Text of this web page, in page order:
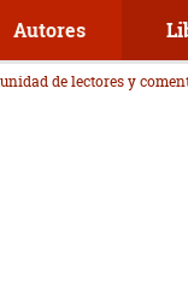
Autores
de lectores y